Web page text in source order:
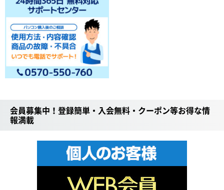
会員募集中！登録簡単・入会無料・クーポン等お得な情
報満載